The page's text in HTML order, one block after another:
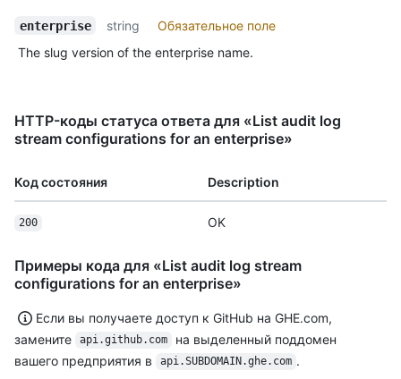
enterprise string
Обязательное поле
The slug version of the enterprise name.
HTTP-коды статуса ответа для «List audit log
stream configurations for an enterprise»
Код состояния Description
200 OK
Примеры кода для «List audit log stream
configurations for an enterprise»
Если вы получаете доступ к GitHub на GHE.com,
замените
api.github.com
на выделенный поддомен
вашего предприятия в
api.SUBDOMAIN.ghe.com .